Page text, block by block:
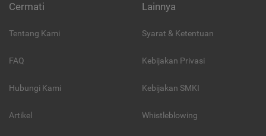
Cermati
Tentang Kami
FAQ
Hubungi Kami
Artikel
Lainnya
Syarat & Ketentuan
Kebijakan Privasi
Kebijakan SMKI
Whistleblowing